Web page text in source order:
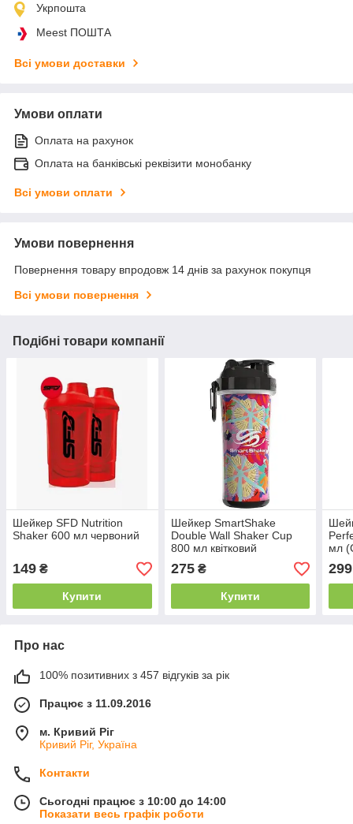
Укрпошта
Meest ПОШТА
Всі умови доставки
Умови оплати
Оплата на рахунок
Оплата на банківські реквізити монобанку
Всі умови оплати
Умови повернення
Повернення товару впродовж 14 днів за рахунок покупця
Всі умови повернення
Подібні товари компанії
Шейкер SFD Nutrition
Shaker 600 мл червоний
149 ₴
Купити
Шейкер SmartShake
Double Wall Shaker Cup
800 мл квітковий
275₴
Купити
мл
299
Про нас
100% позитивних з 457 відгуків за рік
Працює з 11.09.2016
м. Кривий Ріг
Кривий Ріг, Україна
Контакти
Сьогодні працює з 10:00 до 14:00
Показати весь графік роботи